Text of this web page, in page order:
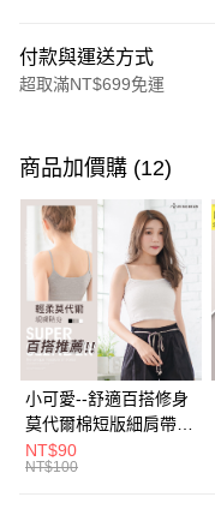
付款與運送方式
超取滿NT$699免運
信用卡一次付款
超商取貨付款
LINE Pay
Apple Pay
街口支付
悠遊付
Google Pay
全盈+PAY
商品加價購 (12)
小可愛--舒適百搭修身
莫代爾棉短版細肩帶素
色背心(白.黑.灰L-2L)-
U582眼圈熊中大尺碼
NT$90
NT$100